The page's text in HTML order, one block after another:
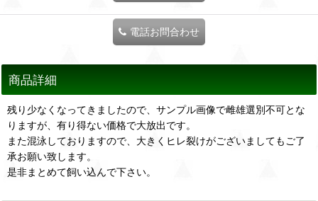
電話お問合わせ
商品詳細
残り少なくなってきましたので、サンプル画像で雌雄選別不可とな
りますが、有り得ない価格で大放出です。
また混泳しておりますので、大きくヒレ裂けがございましてもご了
承お願い致します。
是非まとめて飼い込んで下さい。